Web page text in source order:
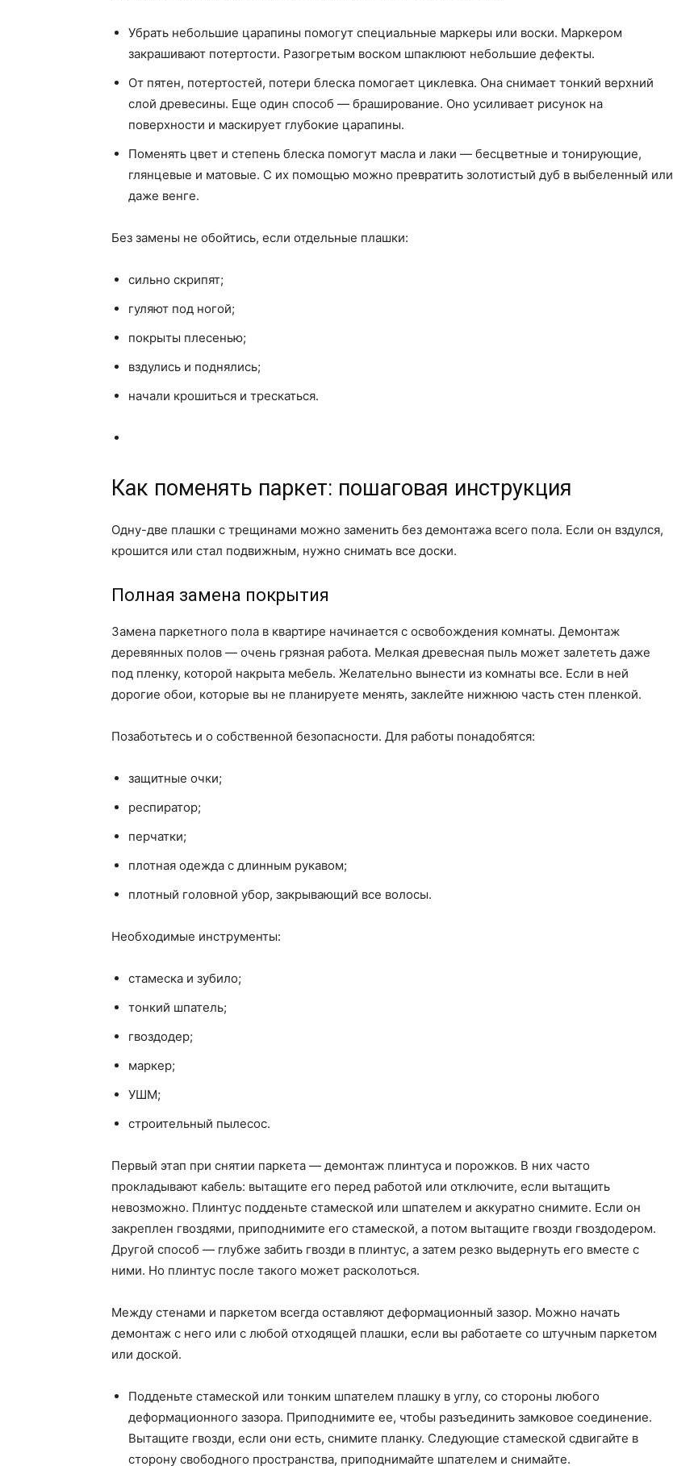
Убрать небольшие царапины помогут специальные маркеры или воски. Маркером
закрашивают потертости. Разогретым воском шпаклюют небольшие дефекты.
От пятен, потертостей, потери блеска помогает циклевка. Она снимает тонкий верхний
слой древесины. Еще один способ — браширование. Оно усиливает рисунок на
поверхности и маскирует глубокие царапины.
Поменять цвет и степень блеска помогут масла и лаки — бесцветные и тонирующие,
глянцевые и матовые. С их помощью можно превратить золотистый дуб в выбеленный или
даже венге.
Без замены не обойтись, если отдельные плашки:
сильно скрипят;
гуляют под ногой;
покрыты плесенью;
вздулись и поднялись;
начали крошиться и трескаться.
Как поменять паркет: пошаговая инструкция
Одну-две плашки с трещинами можно заменить без демонтажа всего пола. Если он вздулся,
крошится или стал подвижным, нужно снимать все доски.
Полная замена покрытия
Замена паркетного пола в квартире начинается с освобождения комнаты. Демонтаж
деревянных полов — очень грязная работа. Мелкая древесная пыль может залететь даже
под пленку, которой накрыта мебель. Желательно вынести из комнаты все. Если в ней
дорогие обои, которые вы не планируете менять, заклейте нижнюю часть стен пленкой.
Позаботьтесь и о собственной безопасности. Для работы понадобятся:
защитные очки;
респиратор;
перчатки;
плотная одежда с длинным рукавом;
плотный головной убор, закрывающий все волосы.
Необходимые инструменты:
стамеска и зубило;
тонкий шпатель;
гвоздодер;
маркер;
УШМ;
строительный пылесос.
Первый этап при снятии паркета — демонтаж плинтуса и порожков. В них часто
прокладывают кабель: вытащите его перед работой или отключите, если вытащить
невозможно. Плинтус подденьте стамеской или шпателем и аккуратно снимите. Если он
закреплен гвоздями, приподнимите его стамеской, а потом вытащите гвозди гвоздодером.
Другой способ — глубже забить гвозди в плинтус, а затем резко выдернуть его вместе с
ними. Но плинтус после такого может расколоться.
Между стенами и паркетом всегда оставляют деформационный зазор. Можно начать
демонтаж с него или с любой отходящей плашки, если вы работаете со штучным паркетом
или доской.
Подденьте стамеской или тонким шпателем плашку в углу, со стороны любого
деформационного зазора. Приподнимите ее, чтобы разъединить замковое соединение.
Вытащите гвозди, если они есть, снимите планку. Следующие стамеской сдвигайте в
сторону свободного пространства, приподнимайте шпателем и снимайте.